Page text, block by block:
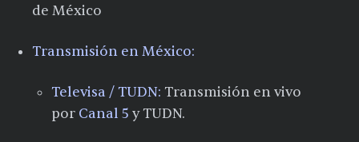
de México​
Transmisión en México:
Televisa / TUDN: Transmisión en vivo
por Canal 5 y TUDN.​